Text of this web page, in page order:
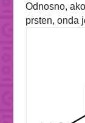
Odnosno,
prsten, onda